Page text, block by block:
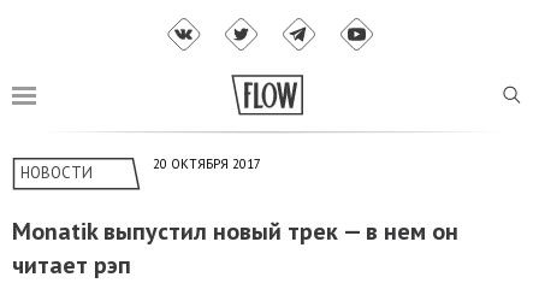
НОВОСТИ 20 ОКТЯБРЯ 2017
Monatik выпустил новый трек — в нем он
читает рэп